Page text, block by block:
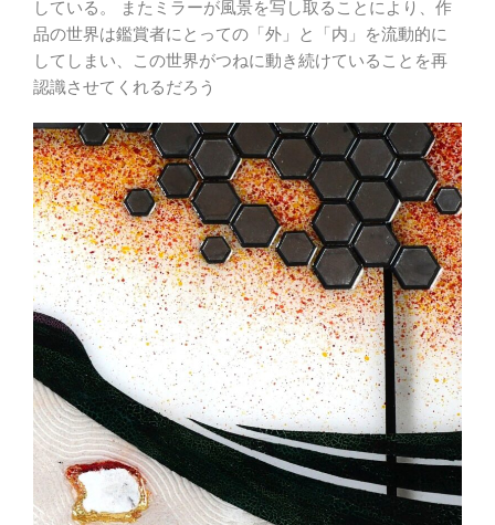
している。 またミラーが風景を写し取ることにより、作
品の世界は鑑賞者にとっての「外」と「内」を流動的に
してしまい、この世界がつねに動き続けていることを再
認識させてくれるだろう